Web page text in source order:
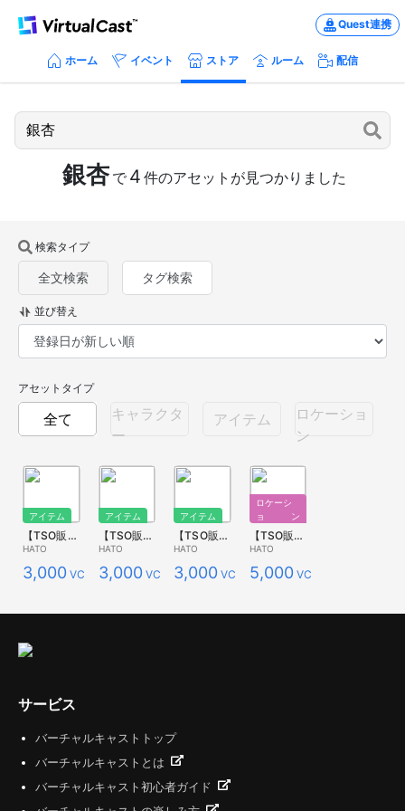
Quest連携
ホーム イベント ストア ルーム 配信
銀杏 で 4 件のアセットが見つかりました
検索タイプ
全文検索 タグ検索
並び替え
アセットタイプ
全て
キャラクタ
ー
アイテム
ロケーショ
ン
アイテム
【TSO販売用】小盛り HATOの紅葉
HATO
3,000 VCC
アイテム
【TSO販売用】中盛り HATOの紅葉
HATO
3,000 VCC
アイテム
【TSO販売用】大盛り HATOの紅葉
HATO
3,000 VCC
ロケーシ
ョン
【TSO販売用】大盛り 背景 HATOの紅葉
HATO
5,000 VCC
サービス
バーチャルキャストトップ
バーチャルキャストとは
バーチャルキャスト初心者ガイド